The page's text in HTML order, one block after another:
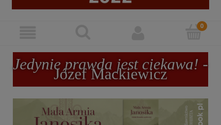
Jedynie prawda jest ciekawa! -
Józef Mackiewicz